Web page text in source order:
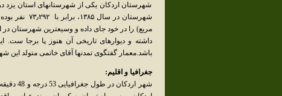
شهرستان اردکان یکی از شهرستانهای استان
مربع) را در خود جای داده و وسیعترین شهرستان در
داشته و دیوارهای تاریخی آن هنوز پا برجا
باشد.معمار گفتگوی تمدنها آقای خاتمی متولد این
جغرافیا و اقلیم: